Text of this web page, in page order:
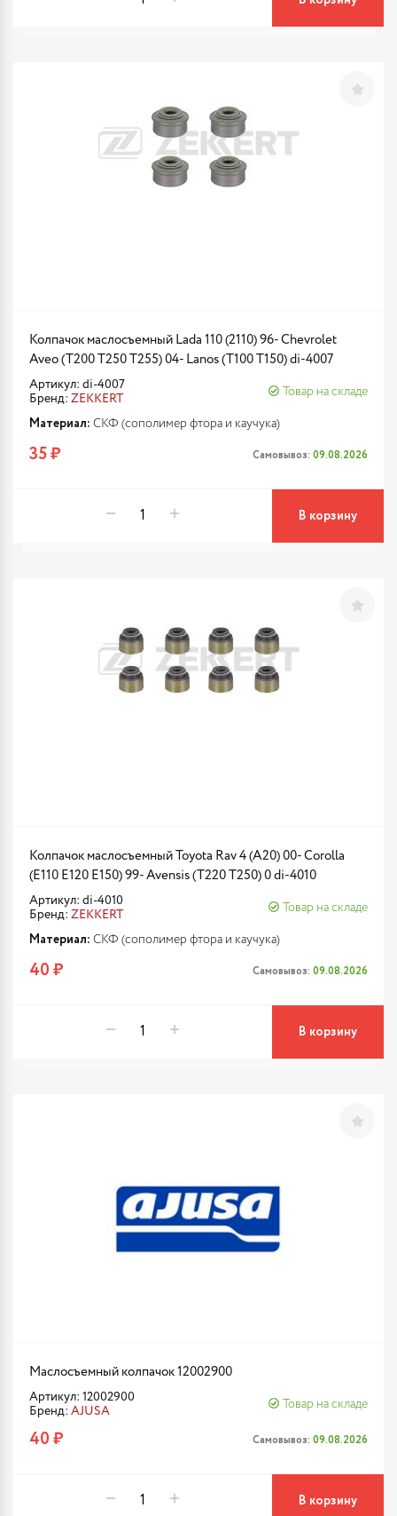
Колпачок маслосъемный Lada 110 (2110) 96- Chevrolet
Aveo (T200 T250 T255) 04- Lanos (T100 T150) di-4007
Артикул: di-4007
Бренд: ZEKKERT
Товар на складе
Материал: СКФ (сополимер фтора и каучука)
35 ₽ Самовывоз: 09.08.2026
В корзину
Колпачок маслосъемный Toyota Rav 4 (A20) 00- Corolla
(E110 E120 E150) 99- Avensis (T220 T250) 0 di-4010
Артикул: di-4010
Бренд: ZEKKERT
Товар на складе
Материал: СКФ (сополимер фтора и каучука)
40 ₽ Самовывоз: 09.08.2026
В корзину
Маслосъемный колпачок 12002900
Артикул: 12002900
Бренд: AJUSA
Товар на складе
40 ₽ Самовывоз: 09.08.2026
В корзину